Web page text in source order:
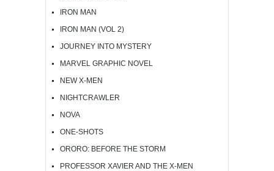
IRON MAN
IRON MAN (VOL 2)
JOURNEY INTO MYSTERY
MARVEL GRAPHIC NOVEL
NEW X-MEN
NIGHTCRAWLER
NOVA
ONE-SHOTS
ORORO: BEFORE THE STORM
PROFESSOR XAVIER AND THE X-MEN